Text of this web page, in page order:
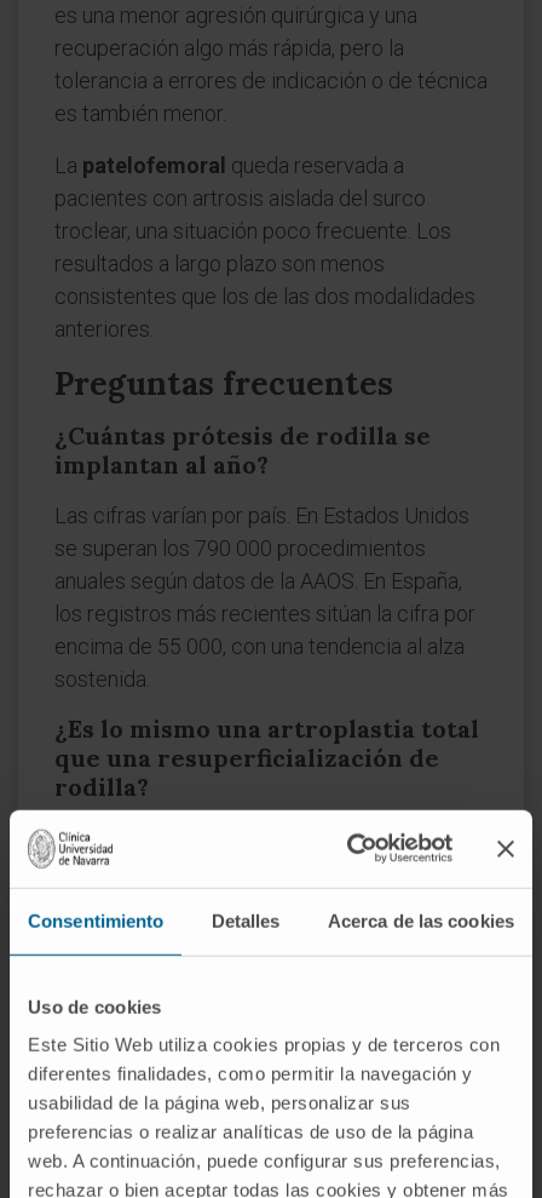
Consentimiento Detalles Acerca de las cookies
Uso de cookies
Este Sitio Web utiliza cookies propias y de terceros con
diferentes finalidades, como permitir la navegación y
usabilidad de la página web, personalizar sus
preferencias o realizar analíticas de uso de la página
web. A continuación, puede configurar sus preferencias,
rechazar o bien aceptar todas las cookies y obtener más
es una menor agresión quirúrgica y una
recuperación algo más rápida, pero la
tolerancia a errores de indicación o de técnica
es también menor.
La patelofemoral queda reservada a
pacientes con artrosis aislada del surco
troclear, una situación poco frecuente. Los
resultados a largo plazo son menos
consistentes que los de las dos modalidades
anteriores.
Preguntas frecuentes
¿Cuántas prótesis de rodilla se
implantan al año?
Las cifras varían por país. En Estados Unidos
se superan los 790 000 procedimientos
anuales según datos de la AAOS. En España,
los registros más recientes sitúan la cifra por
encima de 55 000, con una tendencia al alza
sostenida.
¿Es lo mismo una artroplastia total
que una resuperficialización de
rodilla?
El término resuperficialización se usa a veces
para subrayar que la artroplastia total de
que retira una capa de hueso de cada
protésicos. Técnicamente es una
resuperficialización, sí, pero en la práctica
clínica se la denomina artroplastia total.
¿A quién se le indica una
unicompartimental?